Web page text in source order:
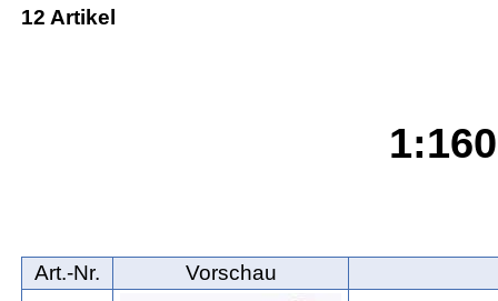
12 Artikel
Art.‑Nr. Vorschau